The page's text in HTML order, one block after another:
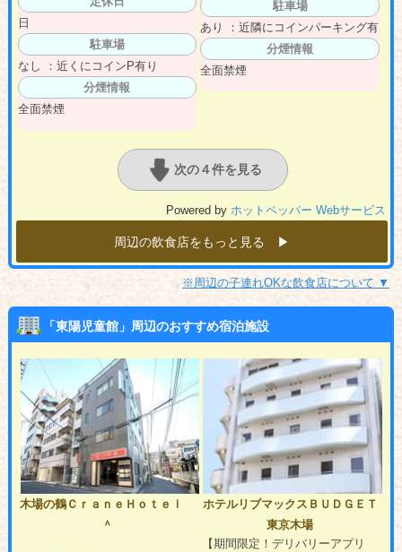
日
駐車場
なし ：近くにコインP有り
分煙情報
全面禁煙
駐車場
あり ：近隣にコインパーキング有
分煙情報
全面禁煙
次の４件を見る
Powered by ホットペッパー Webサービス
周辺の飲食店をもっと見る ▶︎
※周辺の子連れOKな飲食店について ▼
「東陽児童館」周辺のおすすめ宿泊施設
木場の鶴ＣｒａｎｅＨｏｔｅｌ
＾
ホテルリブマックスＢＵＤＧＥＴ
東京木場
【期間限定！デリバリーアプリ